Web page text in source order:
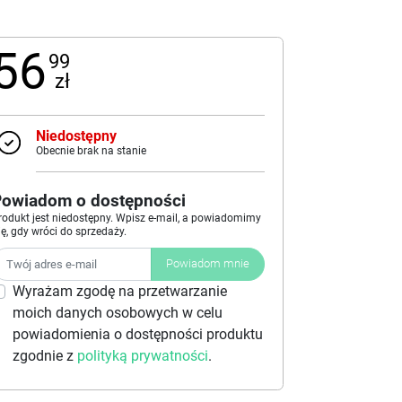
99
zł
Niedostępny
Obecnie brak na stanie
o dostępności
jest niedostępny. Wpisz e-mail, a powiadomimy
gdy wróci do sprzedaży.
Powiadom mnie
Wyrażam zgodę na przetwarzanie
moich danych osobowych w celu
powiadomienia o dostępności produktu
zgodnie z polityką prywatności.